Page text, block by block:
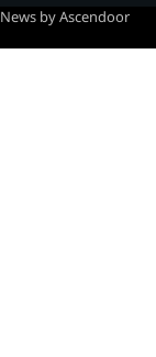
byAscendoor